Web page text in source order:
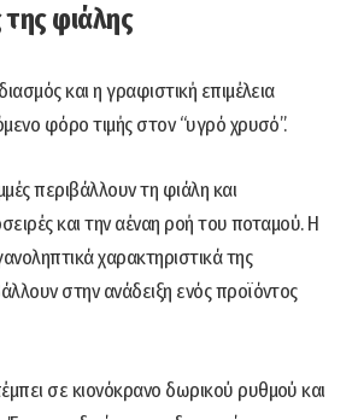
φιάλης
και η γραφιστική επιμέλεια
φόρο τιμής στον “υγρό χρυσό”.
περιβάλλουν τη φιάλη και
και την αέναη ροή του ποταμού. Η
χαρακτηριστικά της
στην ανάδειξη ενός προϊόντος
σε κιονόκρανο δωρικού ρυθμού και